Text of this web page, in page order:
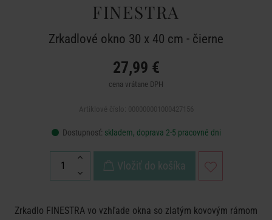
FINESTRA
Zrkadlové okno 30 x 40 cm - čierne
27,99 €
cena vrátane DPH
Dostupnosť: skladem, doprava 2-5 pracovné dni
Vložiť do košíka
Zrkadlo FINESTRA vo vzhľade okna so zlatým kovovým rámom